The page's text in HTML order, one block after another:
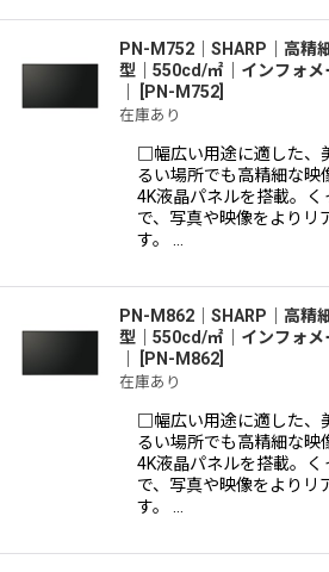
PN-M752│SHARP｜高精
型｜550cd/㎡｜インフォメ
PN-M752
在庫あり
□幅広い用途に適した、
るい場所でも高精細な
4K液晶パネルを搭載。く
で、写真や映像をよりリ
す。 …
PN-M862│SHARP｜高精
型｜550cd/㎡｜インフォメ
PN-M862
在庫あり
□幅広い用途に適した、
るい場所でも高精細な
4K液晶パネルを搭載。く
で、写真や映像をよりリ
す。 …